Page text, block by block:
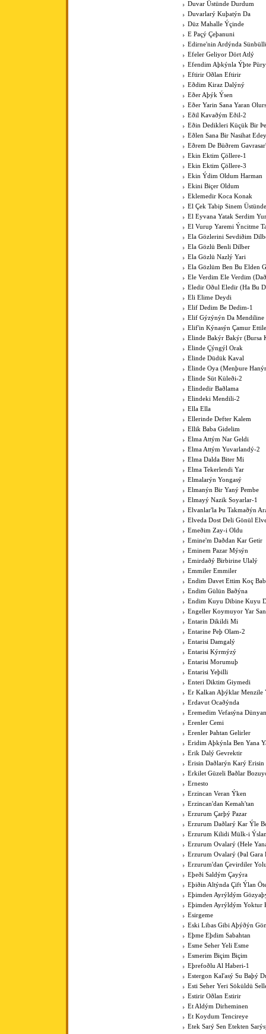
Duvar Üstünde Durdum
Duvarlarý Kuþatýn Da
Düz Mahalle Ýçinde
E Paçý Çeþanuni
Edirne'nin Ardýnda
Efeler Geliyor Dört Atlý
Efendim Aþkýnla Ýþte
Eftirir Oðlan Eftirir
Eðdim Kiraz Dalýný
Eðer Aþýk Ýsen
Eðer Yarin Sana Yaran
Eðil Kavaðým Eðil-2
Eðin Dedikleri Küçük Bir
Eðlen Sana Bir Nasihat
Eðrem De Büðrem
Ekin Ektim Çöllere-1
Ekin Ektim Çöllere-3
Ekin Ýdim Oldum Harman
Ekini Biçer Oldum
Eklemedir Koca Konak
El Çek Tabip Sinem
El Eyvana Yatak Serdim
El Vurup Yaremi Ýncitme
Ela Gözlerini Sevdiðim
Ela Gözlü Benli Dilber
Ela Gözlü Nazlý Yari
Ela Gözlüm Ben Bu Elden
Ele Verdim Ele Verdim
Eledir Oðul Eledir (Ha Bu
Eli Elime Deydi
Elif Dedim Be Dedim-1
Elif Gýzýnýn Da Mendiline
Elif'in Kýnasýn Çamur
Elinde Bakýr Bakýr (Bursa
Elinde Çýngýl Orak
Elinde Düdük Kaval
Elinde Oya (Menþure
Elinde Süt Küleði-2
Elindedir Baðlama
Elindeki Mendili-2
Ella Ella
Ellerinde Defter Kalem
Ellik Baba Gidelim
Elma Attým Nar Geldi
Elma Attým Yuvarlandý-2
Elma Dalda Biter Mi
Elma Tekerlendi Yar
Elmalarýn Yongasý
Elmanýn Bir Yaný Pembe
Elmayý Nazik Soyarlar-1
Elvanlar'la Þu Takmaðýn
Elveda Dost Deli Gönül
Emeðim Zay-i Oldu
Emine'm Daðdan Kar Getir
Eminem Pazar Mýsýn
Emirdaðý Birbirine Ulalý
Emmiler Emmiler
Endim Davet Ettim Koç
Endim Gülün Baðýna
Endim Kuyu Dibine Kuyu
Engeller Koymuyor Yar
Entarin Dikildi Mi
Entarine Peþ Olam-2
Entarisi Damgalý
Entarisi Kýrmýzý
Entarisi Morumuþ
Entarisi Yeþilli
Enteri Diktim Giymedi
Er Kalkan Aþýklar Menzile
Erdavut Ocaðýnda
Eremedim Vefasýna
Erenler Cemi
Erenler Þahtan Gelirler
Eridim Aþkýnla Ben Yana
Erik Dalý Gevrektir
Erisin Daðlarýn Karý Erisin
Erkilet Güzeli Baðlar
Ernesto
Erzincan Veran Ýken
Erzincan'dan Kemah'tan
Erzurum Çarþý Pazar
Erzurum Daðlarý Kar Ýle
Erzurum Kilidi Mülk-i
Erzurum Ovalarý (Hele
Erzurum Ovalarý (Þal Gara
Erzurum'dan Çevirdiler
Eþeði Saldým Çayýra
Eþiðin Altýnda Çift Ýlan
Eþimden Ayrýldým
Eþimden Ayrýldým Yoktur
Esirgeme
Eski Libas Gibi Aþýðýn
Eþme Eþdim Sabahtan
Esme Seher Yeli Esme
Esmerim Biçim Biçim
Eþrefoðlu Al Haberi-1
Estergon Kal'asý Su Baþý
Esti Seher Yeri Söküldü
Estirir Oðlan Estirir
Et Aldým Dirheminen
Et Koydum Tencireye
Etek Sarý Sen Etekten